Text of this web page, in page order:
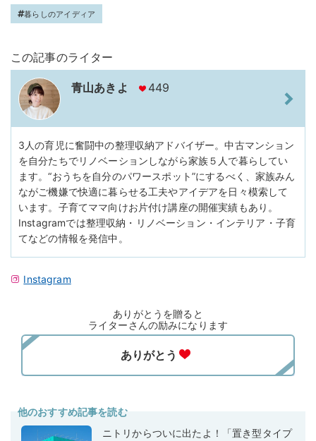
暮らしのアイディア
この記事のライター
青山あきよ 449
3人の育児に奮闘中の整理収納アドバイザー。中古マンション
を自分たちでリノベーションしながら家族５人で暮らしてい
ます。“おうちを自分のパワースポット”にするべく、家族みん
ながご機嫌で快適に暮らせる工夫やアイデアを日々模索して
います。子育てママ向けお片付け講座の開催実績もあり。
Instagramでは整理収納・リノベーション・インテリア・子育
てなどの情報を発信中。
Instagram
ありがとうを贈ると
ライターさんの励みになります
他のおすすめ記事を読む
ニトリからついに出たよ！「置き型タイプ